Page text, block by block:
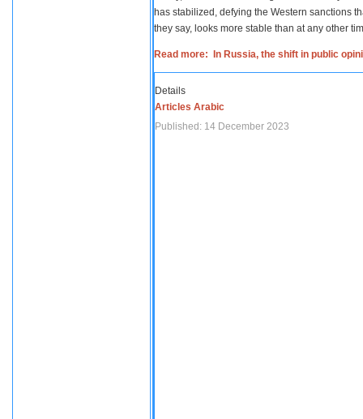
has stabilized, defying the Western sanctions
they say, looks more stable than at any other
Read more: In Russia, the shift in public
Details
Articles Arabic
Published: 14 December 2023